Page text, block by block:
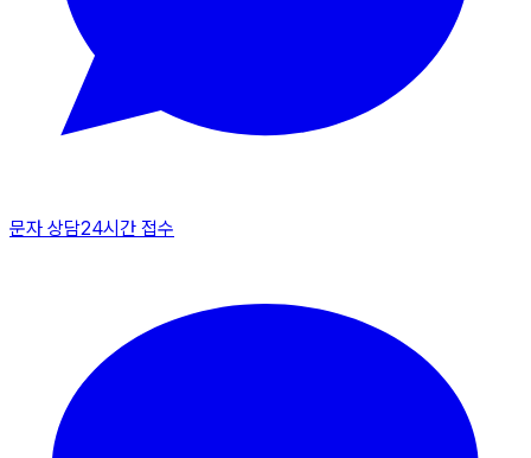
문자 상담24시간 접수